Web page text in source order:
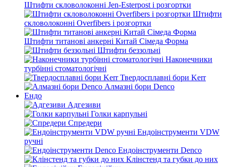
Штифти скловолоконні Jen-Esterpost і розгортки
Штифти
скловолоконні Overfibers і розгортки
Штифти титанові анкерні Китай Сімеда Форма
Штифти беззольні
Наконечники
турбінні стоматологічні
Твердосплавні бори Kerr
Алмазні бори Denco
Ендо
Адгезиви
Голки карпульні
Спредери
Ендоінструменти VDW
ручні
Ендоінструменти Denco
Клінстенд та губки до них